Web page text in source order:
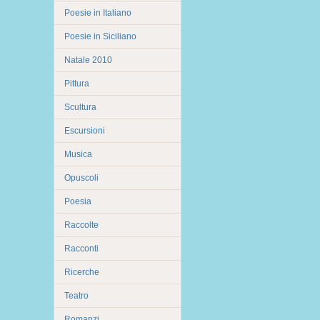
Poesie in Italiano
Poesie in Siciliano
Natale 2010
Pittura
Scultura
Escursioni
Musica
Opuscoli
Poesia
Raccolte
Racconti
Ricerche
Teatro